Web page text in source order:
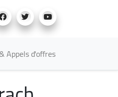
Appels d'offres